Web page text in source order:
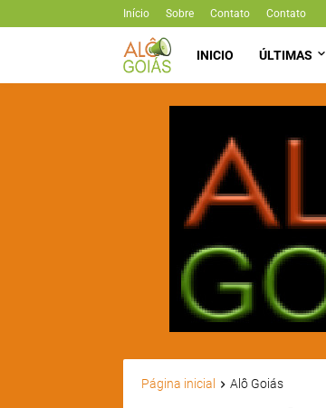
Início Sobre Contato Contato
INICIO ÚLTIMAS
Página inicial Alô Goiás